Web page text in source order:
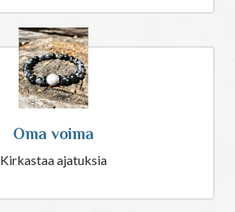
Oma voima
Kirkastaa ajatuksia